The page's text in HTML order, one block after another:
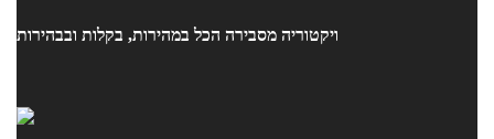
ויקטוריה מסבירה הכל במהירות, בקלות ובבהירות